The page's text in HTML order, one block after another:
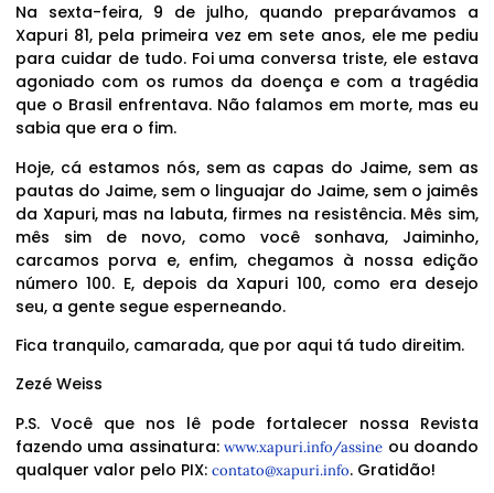
Na sexta-feira, 9 de julho, quando preparávamos a
Xapuri 81, pela primeira vez em sete anos, ele me pediu
para cuidar de tudo. Foi uma conversa triste, ele estava
agoniado com os rumos da doença e com a tragédia
que o Brasil enfrentava. Não falamos em morte, mas eu
sabia que era o fim.
Hoje, cá estamos nós, sem as capas do Jaime, sem as
pautas do Jaime, sem o linguajar do Jaime, sem o jaimês
da Xapuri, mas na labuta, firmes na resistência. Mês sim,
mês sim de novo, como você sonhava, Jaiminho,
carcamos porva e, enfim, chegamos à nossa edição
número 100. E, depois da Xapuri 100, como era desejo
seu, a gente segue esperneando.
Fica tranquilo, camarada, que por aqui tá tudo direitim.
Zezé Weiss
P.S. Você que nos lê pode fortalecer nossa Revista
fazendo uma assinatura:www.xapuri.info/assine ou doando
qualquer valor pelo PIX: contato@xapuri.info. Gratidão!